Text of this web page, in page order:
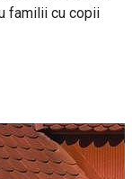
familii cu copii